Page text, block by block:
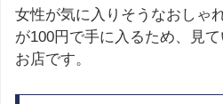
女性が気に入りそうなおしゃ
が100円で手に入るため、見
お店です。